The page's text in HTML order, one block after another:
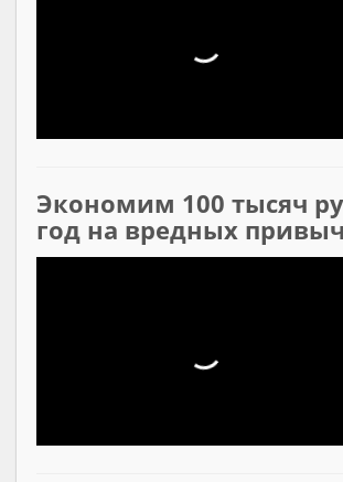
Экономим 100 тысяч
год на вредных